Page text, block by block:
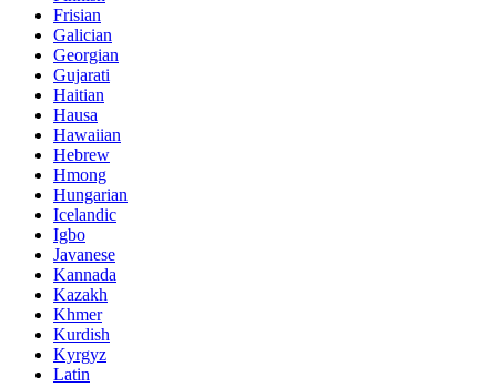
Frisian
Galician
Georgian
Gujarati
Haitian
Hausa
Hawaiian
Hebrew
Hmong
Hungarian
Icelandic
Igbo
Javanese
Kannada
Kazakh
Khmer
Kurdish
Kyrgyz
Latin